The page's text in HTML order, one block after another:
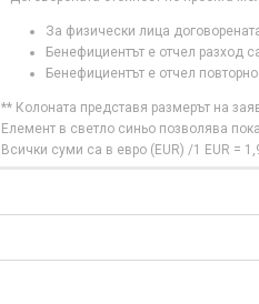
За физически лица
Бенефициентът е отчел разход
Бенефициентът е отчел
** Колоната представя размерът на
Елемент в светло синьо позволява
Всички суми са в евро (EUR) /1 EUR =